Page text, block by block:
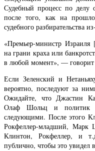
Судебный процесс по делу
после того, как на
судебного разбирательства
«Премьер-министр Израиля
на грани краха или
в любой момент», —
Если Зеленский и
вероятно, последуют за
Ожидайте, что Джастин
Олаф Шольц и политик
следующими. После этого
Рокфеллер-младший, Марк
Клинтон, Рокфеллер, и
публично, чтобы это увидел